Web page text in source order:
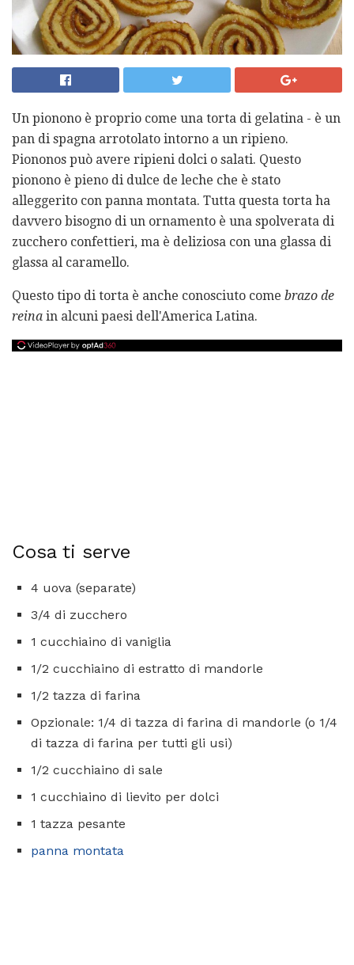
Un pionono è proprio come una torta di gelatina - è un
pan di spagna arrotolato intorno a un ripieno.
Piononos può avere ripieni dolci o salati. Questo
pionono è pieno di dulce de leche che è stato
alleggerito con panna montata. Tutta questa torta ha
davvero bisogno di un ornamento è una spolverata di
zucchero confettieri, ma è deliziosa con una glassa di
glassa al caramello.
Questo tipo di torta è anche conosciuto come brazo de
reina in alcuni paesi dell'America Latina.
Cosa ti serve
4 uova (separate)
3/4 di zucchero
1 cucchiaino di vaniglia
1/2 cucchiaino di estratto di mandorle
1/2 tazza di farina
Opzionale: 1/4 di tazza di farina di mandorle (o 1/4
di tazza di farina per tutti gli usi)
1/2 cucchiaino di sale
1 cucchiaino di lievito per dolci
1 tazza pesante
panna montata